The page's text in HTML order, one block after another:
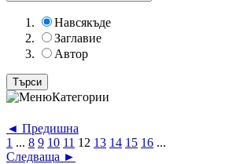
Навсякъде
Заглавие
Автор
Категории
◄ Предишна
1 ... 8 9 10 11 12 13 14 15 16 ...
Следваща ►